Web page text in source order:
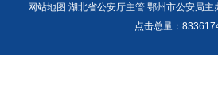
网站地图 湖北省公安厅主管 鄂州市公安局
点击总量：